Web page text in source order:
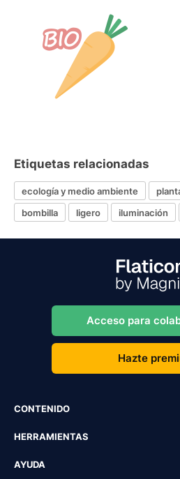
Etiquetas relacionadas
ecología y medio ambiente
bombilla
ligero iluminación
Acceso para
Hazte
CONTENIDO
HERRAMIENTAS
AYUDA